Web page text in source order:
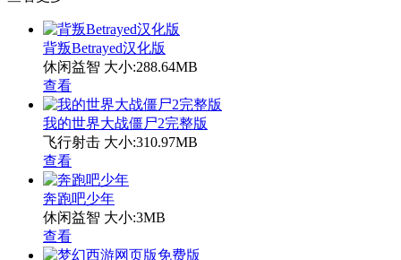
背叛Betrayed汉化版
休闲益智 大小:288.64MB
查看
我的世界大战僵尸2完整版
飞行射击 大小:310.97MB
查看
奔跑吧少年
休闲益智 大小:3MB
查看